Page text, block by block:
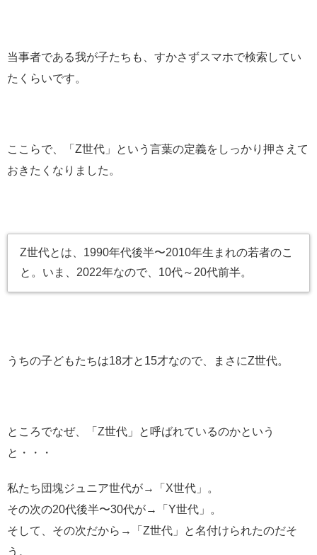
当事者である我が子たちも、すかさずスマホで検索してい
たくらいです。
ここらで、「Z世代」という言葉の定義をしっかり押さえて
おきたくなりました。
Z世代とは、1990年代後半〜2010年生まれの若者のこ
と。いま、2022年なので、10代～20代前半。
うちの子どもたちは18才と15才なので、まさにZ世代。
ところでなぜ、「Z世代」と呼ばれているのかという
と・・・
私たち団塊ジュニア世代が→「X世代」。
その次の20代後半〜30代が→「Y世代」。
そして、その次だから→「Z世代」と名付けられたのだそ
う。